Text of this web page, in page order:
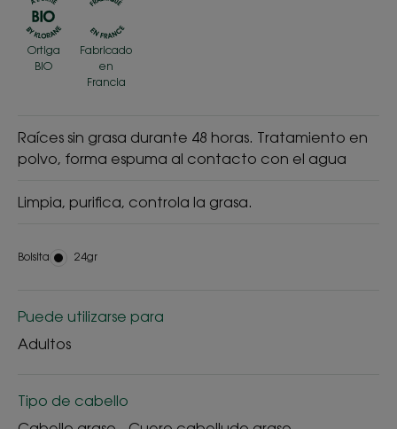
Ortiga
BIO
Fabricado
en
Francia
Raíces sin grasa durante 48 horas. Tratamiento en
polvo, forma espuma al contacto con el agua
Limpia, purifica, controla la grasa.
Bolsita Bolsita
24gr
Puede utilizarse para
Adultos
Tipo de cabello